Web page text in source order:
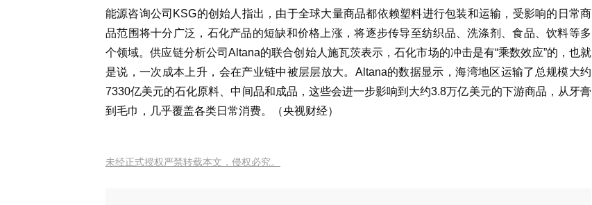
能源咨询公司KSG的创始人指出，由于全球大量商品都依赖塑料进行包装和运输，受影响的日常商
品范围将十分广泛，石化产品的短缺和价格上涨，将逐步传导至纺织品、洗涤剂、食品、饮料等多
个领域。供应链分析公司Altana的联合创始人施瓦茨表示，石化市场的冲击是有“乘数效应”的，也就
是说，一次成本上升，会在产业链中被层层放大。Altana的数据显示，海湾地区运输了总规模大约
7330亿美元的石化原料、中间品和成品，这些会进一步影响到大约3.8万亿美元的下游商品，从牙膏
到毛巾，几乎覆盖各类日常消费。（央视财经）
未经正式授权严禁转载本文，侵权必究。